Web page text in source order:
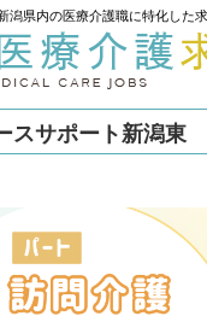
潟県内の医療介護職に特化した
スサポート新潟東